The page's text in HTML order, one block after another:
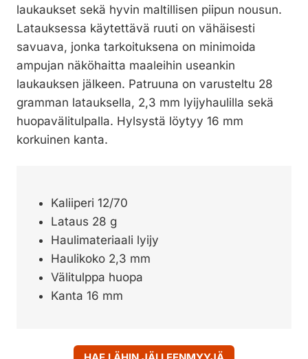
laukaukset sekä hyvin maltillisen piipun nousun.
Latauksessa käytettävä ruuti on vähäisesti
savuava, jonka tarkoituksena on minimoida
ampujan näköhaitta maaleihin useankin
laukauksen jälkeen. Patruuna on varusteltu 28
gramman latauksella, 2,3 mm lyijyhaulilla sekä
huopavälitulpalla. Hylsystä löytyy 16 mm
korkuinen kanta.
Kaliiperi 12/70
Lataus 28 g
Haulimateriaali lyijy
Haulikoko 2,3 mm
Välitulppa huopa
Kanta 16 mm